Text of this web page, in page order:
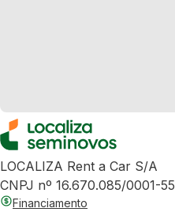
LOCALIZA Rent a Car S/A
CNPJ nº 16.670.085/0001-55
Financiamento